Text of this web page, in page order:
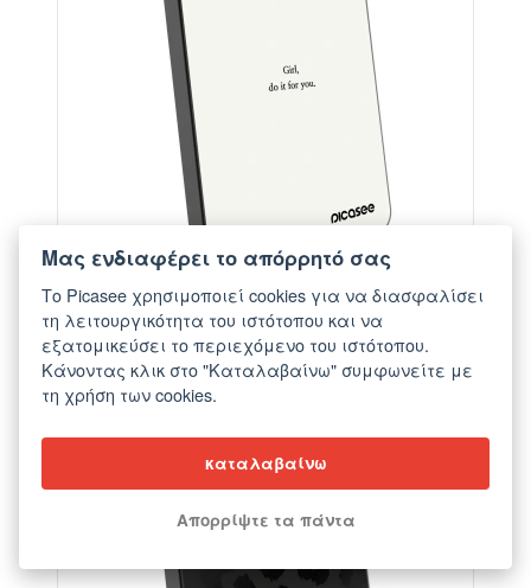
Powerbank με MagSafe 5 000 mAh Γκρί - Girl, do
it for you
από €56,90
Μας ενδιαφέρει το απόρρητό σας
Το Picasee χρησιμοποιεί cookies για να διασφαλίσει
τη λειτουργικότητα του ιστότοπου και να
εξατομικεύσει το περιεχόμενο του ιστότοπου.
Κάνοντας κλικ στο "Καταλαβαίνω" συμφωνείτε με
τη χρήση των cookies.
καταλαβαίνω
Απορρίψτε τα πάντα